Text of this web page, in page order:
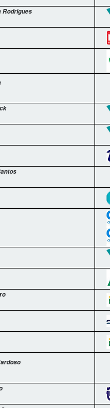
Rodrigues